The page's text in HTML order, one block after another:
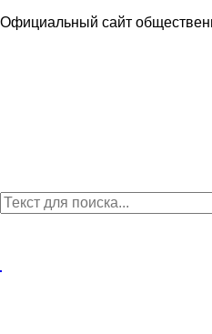
Официальный сайт